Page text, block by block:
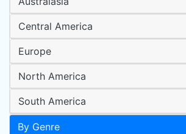
Central America
Europe
North America
South America
By Genre